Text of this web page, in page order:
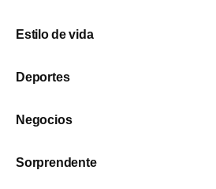
Estilo de vida
Deportes
Negocios
Sorprendente